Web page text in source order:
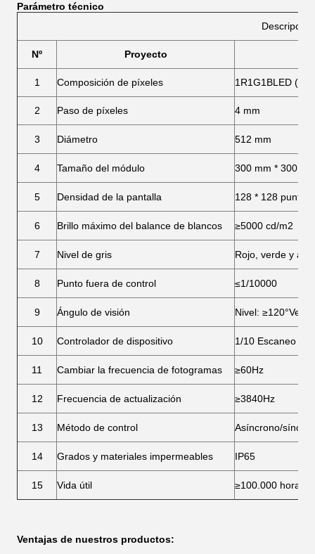
Parámetro técnico
Nº Proyecto
1 Composición de píxeles 1R1G1BLED
2 Paso de píxeles 4 mm
3 Diámetro 512 mm
4 Tamaño del módulo 300 mm * 300
5 Densidad de la pantalla 128 * 128
6 Brillo máximo del balance de blancos ≥5000 cd/m2
7 Nivel de gris Rojo, verde y
8 Punto fuera de control ≤1/10000
9 Ángulo de visión Nivel:
10 Controlador de dispositivo 1/10 Escaneo
11 Cambiar la frecuencia de fotogramas ≥60Hz
12 Frecuencia de actualización ≥3840Hz
13 Método de control Asíncrono/
14 Grados y materiales impermeables IP65
15 Vida útil ≥100.000 horas.
Ventajas de nuestros productos: